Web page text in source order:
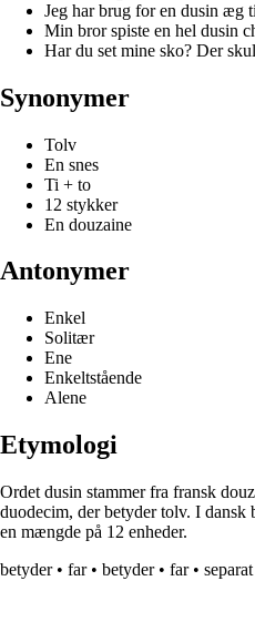
Jeg har brug for en dusin æg
Min bror spiste en hel dusin
Har du set mine sko? Der
Synonymer
Tolv
En snes
Ti + to
12 stykker
En douzaine
Antonymer
Enkel
Solitær
Ene
Enkeltstående
Alene
Etymologi
Ordet dusin stammer fra fransk
duodecim, der betyder tolv. I dansk
en mængde på 12 enheder.
betyder• far• betyder• far• separat